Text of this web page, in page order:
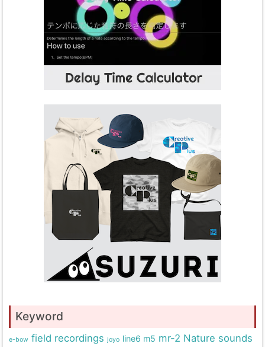
Keyword
e-bow field recordings joyo line6 m5 mr-2 Nature sounds